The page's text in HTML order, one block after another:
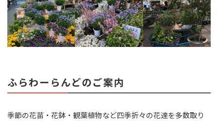
ふらわーらんどのご案内
季節の花苗・花鉢・観葉植物など四季折々の花達を多数取り